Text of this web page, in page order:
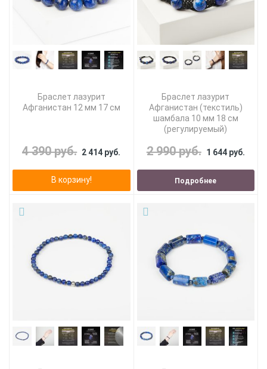
Браслет лазурит
Афганистан 12 мм 17 см
4 390 руб. 2 414 руб.
В корзину!
Браслет лазурит
Афганистан (текстиль)
шамбала 10 мм 18 см
(регулируемый)
2 990 руб. 1 644 руб.
Подробнее